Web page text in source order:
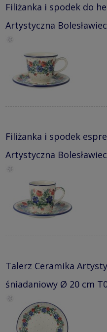
Filiżanka i spodek do
Artystyczna
Filiżanka i spodek
Artystyczna
Talerz Ceramika
śniadaniowy Ø 20 cm